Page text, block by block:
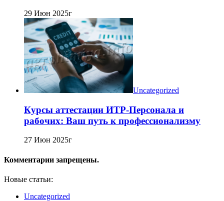
29 Июн 2025г
Uncategorized
Курсы аттестации ИТР-Персонала и
рабочих: Ваш путь к профессионализму
27 Июн 2025г
Комментарии запрещены.
Новые статьи:
Uncategorized